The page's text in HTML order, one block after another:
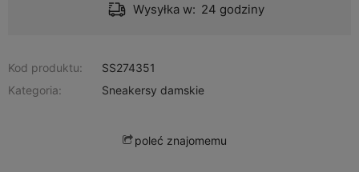
Wysyłka w: 24 godziny
Kod produktu:
SS274351
Kategoria:
Sneakersy damskie
poleć znajomemu